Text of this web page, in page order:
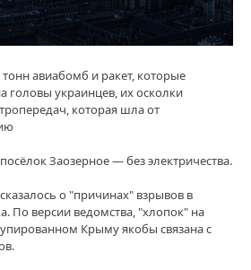
авиабомб и ракет, которые
головы украинцев, их осколки
которая шла от
Заозерное — без электричества.
о "причинах" взрывов в
По версии ведомства, "хлопок" на
Крыму якобы связана с